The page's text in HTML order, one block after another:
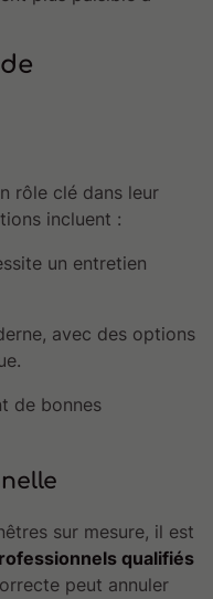
rôle clé dans leur
incluent :
un entretien
avec des options
de bonnes
sur mesure, il est
qualifiés
peut annuler